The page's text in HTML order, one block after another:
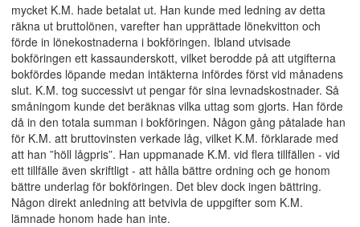
mycket K.M. hade betalat ut. Han kunde med ledning av detta
räkna ut bruttolönen, varefter han upprättade lönekvitton och
förde in lönekostnaderna i bokföringen. Ibland utvisade
bokföringen ett kassaunderskott, vilket berodde på att utgifterna
bokfördes löpande medan intäkterna infördes först vid månadens
slut. K.M. tog successivt ut pengar för sina levnadskostnader. Så
småningom kunde det beräknas vilka uttag som gjorts. Han förde
då in den totala summan i bokföringen. Någon gång påtalade han
för K.M. att bruttovinsten verkade låg, vilket K.M. förklarade med
att han ”höll lågpris”. Han uppmanade K.M. vid flera tillfällen - vid
ett tillfälle även skriftligt - att hålla bättre ordning och ge honom
bättre underlag för bokföringen. Det blev dock ingen bättring.
Någon direkt anledning att betvivla de uppgifter som K.M.
lämnade honom hade han inte.